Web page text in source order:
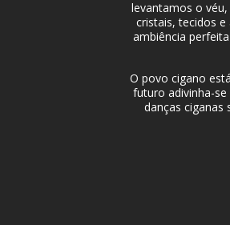
levantamos o
cristais, tecidos
ambiência
O povo cigano
futuro adivinha-
danças ciganas